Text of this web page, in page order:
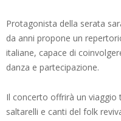
Protagonista della serata
da anni propone un
italiane, capace di
danza e partecipazione.
Il concerto offrirà un
saltarelli e canti del folk